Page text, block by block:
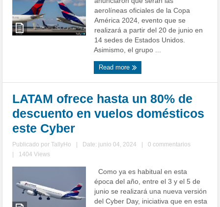
aerolíneas oficiales de la Copa
América 2024, evento que se
realizará a partir del 20 de junio en
14 sedes de Estados Unidos.
Asimismo, el grupo ...
Read more
LATAM ofrece hasta un 80% de
descuento en vuelos domésticos
este Cyber
Publicado porTallyHo Date: junio 04, 2024
0 commentarios
1404 Views
Como ya es habitual en esta
época del año, entre el 3 y el 5 de
junio se realizará una nueva versión
del Cyber Day, iniciativa que en esta